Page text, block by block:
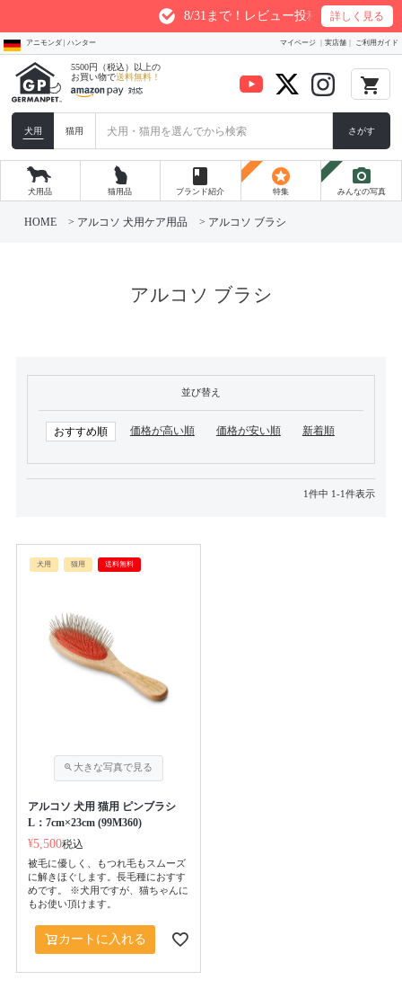
8/31まで！レビュー投稿1件につき最大
詳しく見る
アニモンダ | ハンター マイページ 実店舗 ご利用ガイド
5500円（税込）以上の
お買い物で送料無料！ local_grocery_store
犬用 猫用 さがす
犬用品 猫用品
book
ブランド紹介
stars
特集
photo_camera
みんなの写真
HOME アルコソ 犬用ケア用品 アルコソ ブラシ
アルコソ ブラシ
並び替え
おすすめ順 価格が高い順 価格が安い順 新着順
1件中 1-1件表示
犬用 猫用 送料無料
アルコソ 犬用 猫用 ピンブラシ
L：7cm×23cm (99M360)
¥5,500税込
被毛に優しく、もつれ毛もスムーズ
に解きほぐします。長毛種におすす
めです。 ※犬用ですが、猫ちゃんに
もお使い頂けます。
カートに入れる